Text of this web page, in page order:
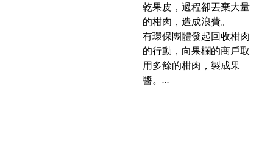
乾果皮，過程卻丟棄大量
的柑肉，造成浪費。
有環保團體發起回收柑肉
的行動，向果欄的商戶取
用多餘的柑肉，製成果
醬。…